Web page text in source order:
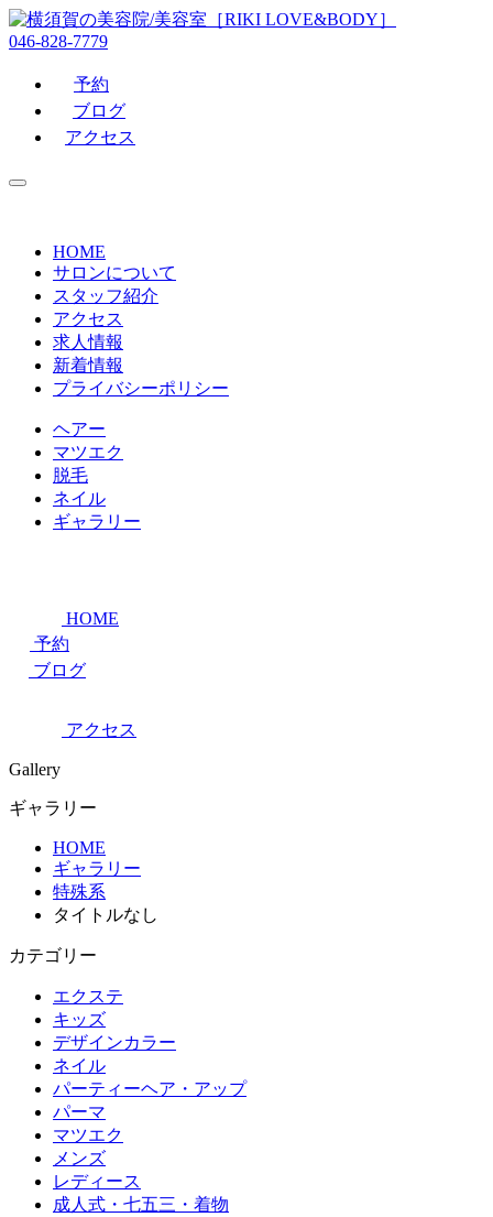
046-828-7779
予約
ブログ
アクセス
HOME
サロンについて
スタッフ紹介
アクセス
求人情報
新着情報
プライバシーポリシー
ヘアー
マツエク
脱毛
ネイル
ギャラリー
HOME
予約
ブログ
アクセス
Gallery
ギャラリー
HOME
ギャラリー
特殊系
タイトルなし
カテゴリー
エクステ
キッズ
デザインカラー
ネイル
パーティーヘア・アップ
パーマ
マツエク
メンズ
レディース
成人式・七五三・着物